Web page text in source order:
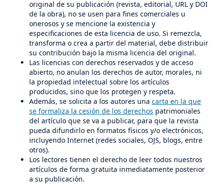
original de su publicación (revista, editorial, URL y DOI
de la obra), no se usen para fines comerciales u
onerosos y se mencione la existencia y
especificaciones de esta licencia de uso. Si remezcla,
transforma o crea a partir del material, debe distribuir
su contribución bajo la misma licencia del original.
Las licencias con derechos reservados y de acceso
abierto, no anulan los derechos de autor, morales, ni
la propiedad intelectual sobre los artículos
producidos, sino que los protegen y respeta.
Además, se solicita a los autores una carta en la que
se formaliza la cesión de los derechos patrimoniales
del artículo que se va a publicar, para que la revista
pueda difundirlo en formatos físicos y/o electrónicos,
incluyendo Internet (redes sociales, OJS, blogs, entre
otros).
Los lectores tienen el derecho de leer todos nuestros
artículos de forma gratuita inmediatamente posterior
a su publicación.